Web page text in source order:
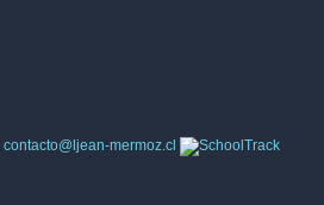
contacto@ljean-mermoz.cl